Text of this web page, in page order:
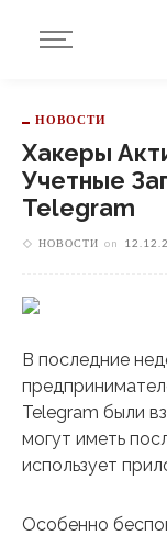
НОВОСТИ
Хакеры
Учетные
Telegram
НОВОСТИ on
В последние
Telegram были
могут иметь
использует
Особенно